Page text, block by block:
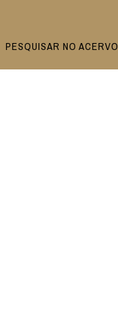
PESQUISAR NO ACERVO